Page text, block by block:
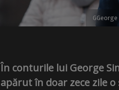
În conturile lui George
apărut în doar zece zile